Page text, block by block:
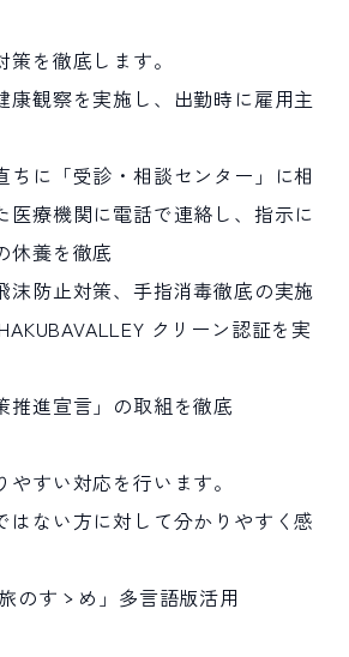
を徹底します。
康観察を実施し、出勤時に雇用主
ちに「受診・相談センター」に相
医療機関に電話で連絡し、指示に
休養を徹底
沫防止対策、手指消毒徹底の実施
クリーン認証を実
推進宣言」の取組を徹底
すい対応を行います。
はない方に対して分かりやすく感
のすゝめ」多言語版活用